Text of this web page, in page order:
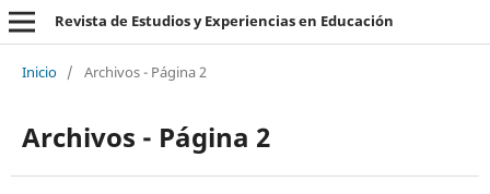
Revista de Estudios y Experiencias en Educación
Inicio / Archivos - Página 2
Archivos - Página 2